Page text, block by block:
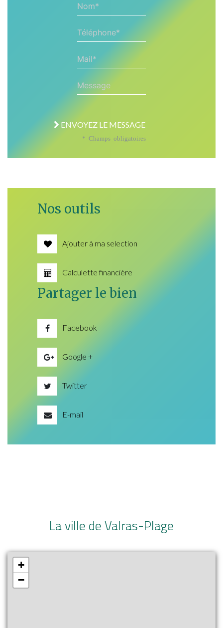
Nom*
Téléphone*
Mail*
Message
ENVOYEZ LE MESSAGE
* Champs obligatoires
Nos outils
Ajouter à ma selection
Calculette financière
Partager le bien
Facebook
Google +
Twitter
E-mail
La ville de Valras-Plage
+
−